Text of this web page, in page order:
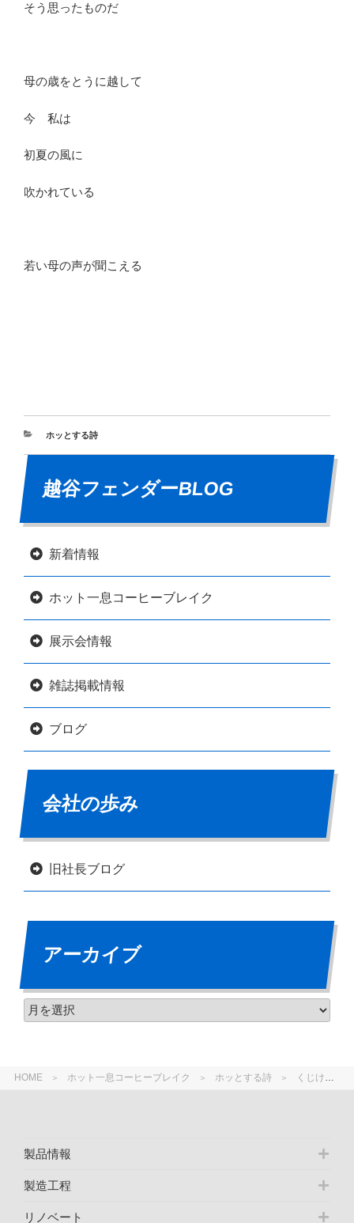
HOME ホット一息コーヒーブレイク ホッとする詩 くじけなうで 柴田トヨ 著
そう思ったものだ
母の歳をとうに越して
今 私は
初夏の風に
吹かれている
若い母の声が聞こえる
ホッとする詩
越谷フェンダーBLOG
新着情報
ホット一息コーヒーブレイク
展示会情報
雑誌掲載情報
ブログ
会社の歩み
旧社長ブログ
アーカイブ
製品情報
製造工程
リノベート